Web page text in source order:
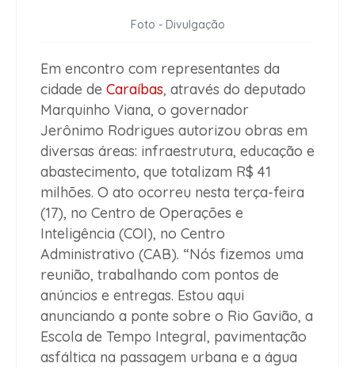
Foto - Divulgação
Em encontro com representantes da
cidade de Caraíbas, através do deputado
Marquinho Viana, o governador
Jerônimo Rodrigues autorizou obras em
diversas áreas: infraestrutura, educação e
abastecimento, que totalizam R$ 41
milhões. O ato ocorreu nesta terça-feira
(17), no Centro de Operações e
Inteligência (COI), no Centro
Administrativo (CAB). “Nós fizemos uma
reunião, trabalhando com pontos de
anúncios e entregas. Estou aqui
anunciando a ponte sobre o Rio Gavião, a
Escola de Tempo Integral, pavimentação
asfáltica na passagem urbana e a água